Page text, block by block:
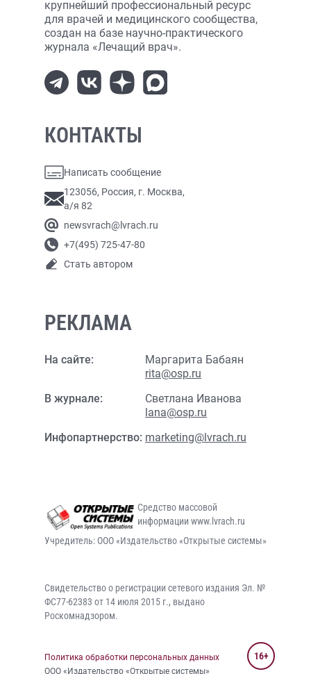
крупнейший профессиональный ресурс
для врачей и медицинского сообщества,
создан на базе научно-практического
журнала «Лечащий врач».
КОНТАКТЫ
Написать сообщение
123056, Россия, г. Москва,
а/я 82
newsvrach@lvrach.ru
+7(495) 725-47-80
Стать автором
РЕКЛАМА
На сайте:
Маргарита Бабаян
rita@osp.ru
В журнале:
Светлана Иванова
lana@osp.ru
Инфопартнерство: marketing@lvrach.ru
Средство массовой
информации www.lvrach.ru
Учредитель: ООО «Издательство «Открытые системы»
Свидетельство о регистрации сетевого издания Эл. №
ФС77-62383 от 14 июля 2015 г., выдано
Роскомнадзором.
Политика обработки персональных данных
ООО «Издательство «Открытые системы»
16+